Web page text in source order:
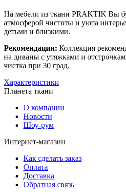
На мебели из ткани PRAKTIK Вы
атмосферой чистоты и уюта
детьми и близкими.
Рекомендации: Коллекция
на диваны с утяжками и
чистка при 30 град.
Характеристики
Планета ткани
О компании
Новости
Шоу-рум
Интернет-магазин
Как сделать заказ
Оплата
Доставка
Обратная связь